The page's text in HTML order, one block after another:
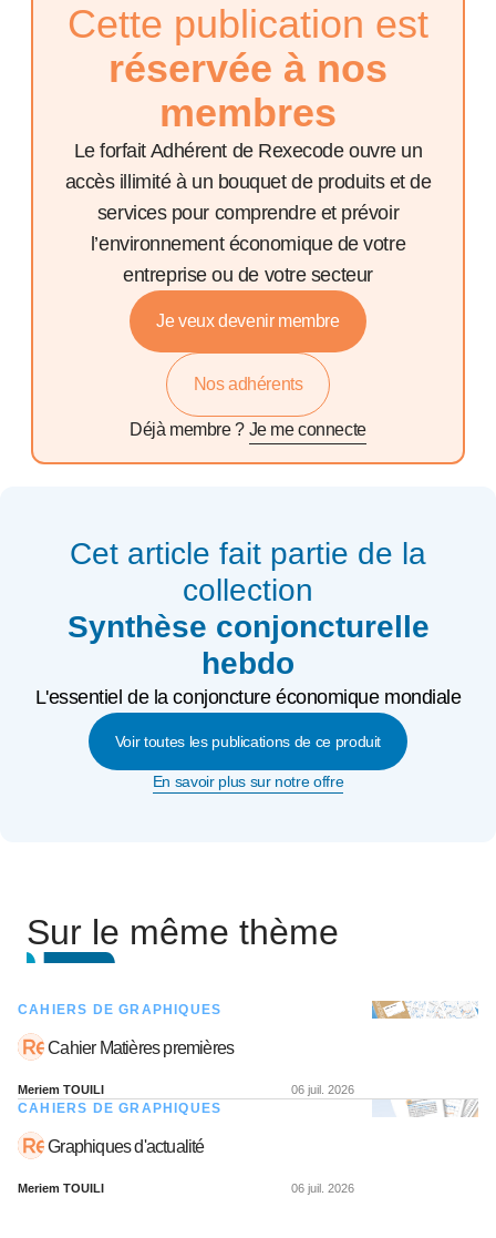
Cette publication est
réservée à nos
membres
Le forfait Adhérent de Rexecode ouvre un
accès illimité à un bouquet de produits et de
services pour comprendre et prévoir
l’environnement économique de votre
entreprise ou de votre secteur
Je veux devenir membre
Nos adhérents
Déjà membre ? Je me connecte
Cet article fait partie de la
collection
Synthèse conjoncturelle
hebdo
L'essentiel de la conjoncture économique mondiale
Voir toutes les publications de ce produit
En savoir plus sur notre offre
Sur le même thème
CAHIERS DE GRAPHIQUES
Cahier Matières premières
Meriem TOUILI 06 juil. 2026
CAHIERS DE GRAPHIQUES
Graphiques d'actualité
Meriem TOUILI 06 juil. 2026